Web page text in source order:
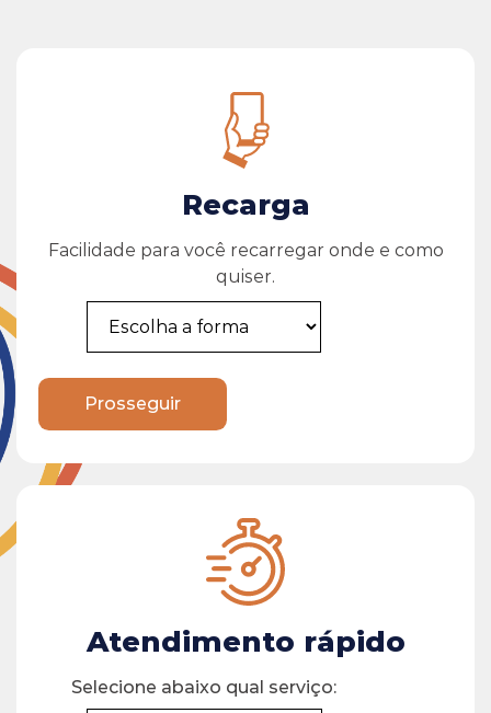
Recarga
Facilidade para você recarregar onde e como
quiser.
Prosseguir
Atendimento rápido
Selecione abaixo qual serviço: